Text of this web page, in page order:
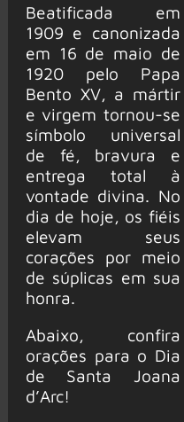
Beatificada em
1909 e canonizada
em 16 de maio de
1920 pelo Papa
Bento XV, a mártir
e virgem tornou-se
símbolo universal
de fé, bravura e
entrega total à
vontade divina. No
dia de hoje, os fiéis
elevam seus
corações por meio
de súplicas em sua
honra.
Abaixo, confira
orações para o Dia
de Santa Joana
d’Arc!